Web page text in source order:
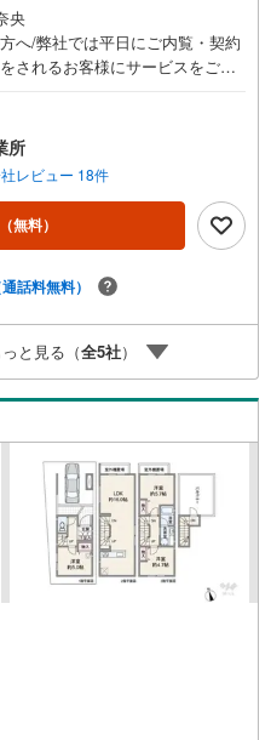
央
へ/弊社では平日にご内覧・契約
されるお客様にサービスをご用
す。事前にご予約頂きましたら営
応いたします。＼本物件の他に
/不動産業者間で不動産情報が共
市全域や、その他隣接エリアで
ウィル不動産販売 久屋大通営業
駅7A出口から徒歩1分、名城線
10:00～19:00（定休日無し） 上
見学される場合は「室内・現地
ンよりご希望の日時をご記入い
案内が可能です。
所
レビュー 18件
（無料）
通話料無料）
と見る（全5社）